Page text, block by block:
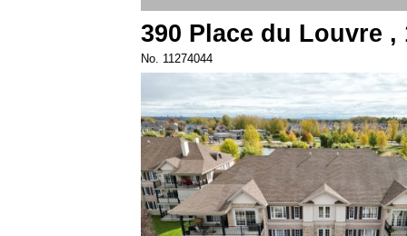
390 Place du Louvre ,
No. 11274044